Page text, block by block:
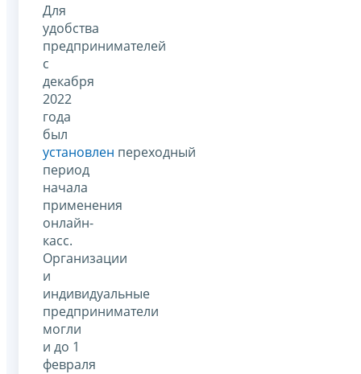
Для
удобства
предпринимателей
с
декабря
2022
года
был
установлен переходный
период
начала
применения
онлайн-
касс.
Организации
и
индивидуальные
предприниматели
могли
и до 1
февраля